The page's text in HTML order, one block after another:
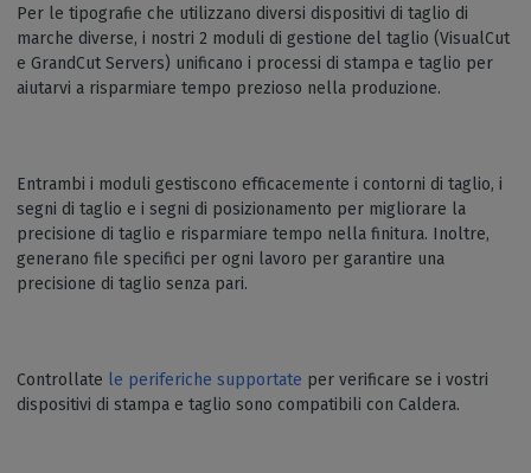
Per le tipografie che utilizzano diversi dispositivi di taglio di
marche diverse, i nostri 2 moduli di gestione del taglio (VisualCut
e GrandCut Servers) unificano i processi di stampa e taglio per
aiutarvi a risparmiare tempo prezioso nella produzione.
Entrambi i moduli gestiscono efficacemente i contorni di taglio, i
segni di taglio e i segni di posizionamento per migliorare la
precisione di taglio e risparmiare tempo nella finitura. Inoltre,
generano file specifici per ogni lavoro per garantire una
precisione di taglio senza pari.
Controllate le periferiche supportate per verificare se i vostri
dispositivi di stampa e taglio sono compatibili con Caldera.